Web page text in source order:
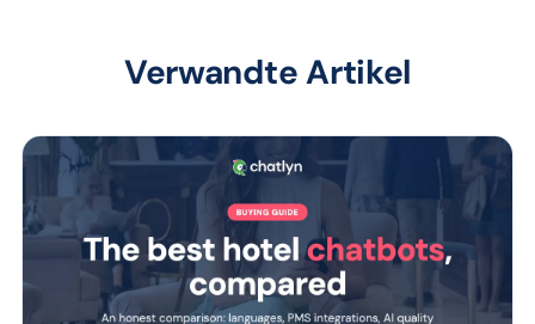
Verwandte Artikel